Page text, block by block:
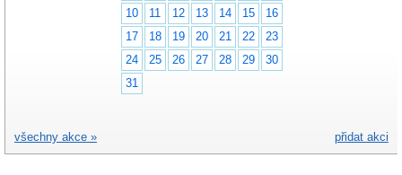
10
11 12 13 14 15
16
17
18 19 20 21 22
23
24
25 26 27 28 29
30
31
přidat akci
všechny akce »